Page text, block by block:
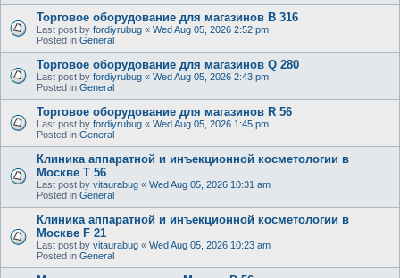
Торговое оборудование для магазинов B 316
Last post by fordiyrubug « Wed Aug 05, 2026 2:52 pm
Posted in General
Торговое оборудование для магазинов Q 280
Last post by fordiyrubug « Wed Aug 05, 2026 2:43 pm
Posted in General
Торговое оборудование для магазинов R 56
Last post by fordiyrubug « Wed Aug 05, 2026 1:45 pm
Posted in General
Клиника аппаратной и инъекционной косметологии в
Москве T 56
Last post by vitaurabug « Wed Aug 05, 2026 10:31 am
Posted in General
Клиника аппаратной и инъекционной косметологии в
Москве F 21
Last post by vitaurabug « Wed Aug 05, 2026 10:23 am
Posted in General